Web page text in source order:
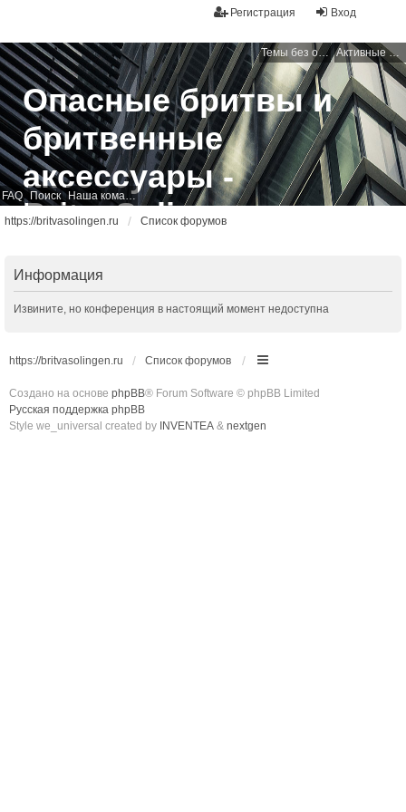
Вход
Регистрация
Темы без ответов Активные темы
FAQ Поиск Наша команда
Опасные бритвы и
бритвенные
аксессуары -
BritvaSolingen
https://britvasolingen.ru Список форумов
Информация
Извините, но конференция в настоящий момент недоступна
https://britvasolingen.ru Список форумов
Создано на основе phpBB® Forum Software © phpBB Limited
Русская поддержка phpBB
Style we_universal created by INVENTEA & nextgen